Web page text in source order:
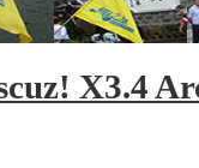
X3.4